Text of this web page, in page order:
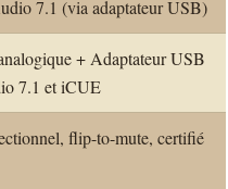
7.1 (via adaptateur USB)
+ Adaptateur USB
7.1 et iCUE
flip-to-mute, certifié